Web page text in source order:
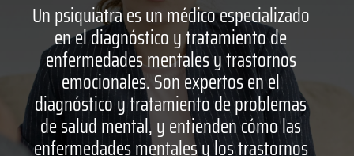
Un psiquiatra es un médico especializado
en el diagnóstico y tratamiento de
enfermedades mentales y trastornos
emocionales. Son expertos en el
diagnóstico y tratamiento de problemas
de salud mental, y entienden cómo las
enfermedades mentales y los trastornos